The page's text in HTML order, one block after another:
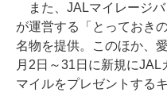
また、JALマイレージ
が運営する「とっておき
名物を提供。このほか、
月2日～31日に新規に
マイルをプレゼントする